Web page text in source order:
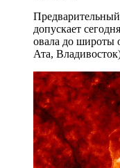
допускает
овала до широты
Ата,